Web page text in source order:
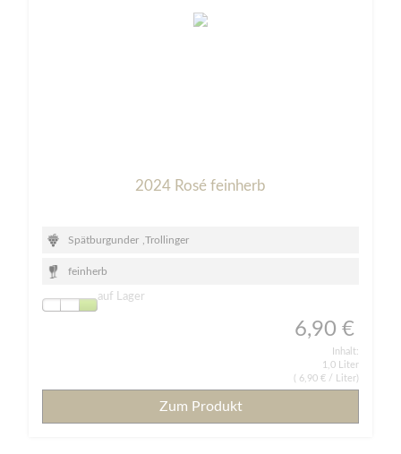
2024 Rosé feinherb
Spätburgunder Trollinger
feinherb
auf Lager
6,90 €
Inhalt:
1,0 Liter
6,90 € / Liter)
Zum Produkt